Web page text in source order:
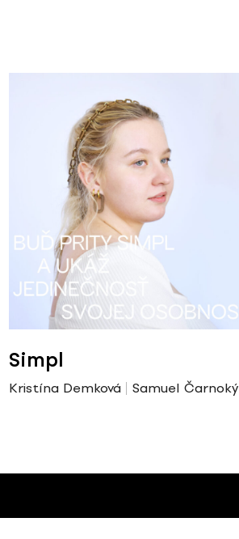
Simpl
Kristína Demková Samuel Čarnoký